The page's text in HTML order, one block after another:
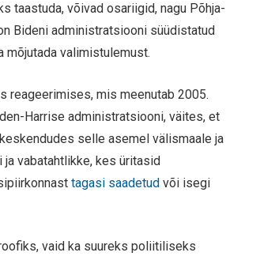
taastuda, võivad osariigid, nagu Põhja-
Bideni administratsiooni süüdistatud
mõjutada valimistulemust.
reageerimises, mis meenutab 2005.
Harrise administratsiooni, väites, et
selle asemel välismaale ja
vabatahtlikke, kes üritasid
tagasi saadetud või isegi
vaid ka suureks poliitiliseks